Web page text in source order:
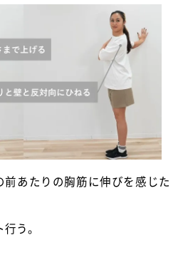
前あたりの胸筋に伸びを感じた
う。